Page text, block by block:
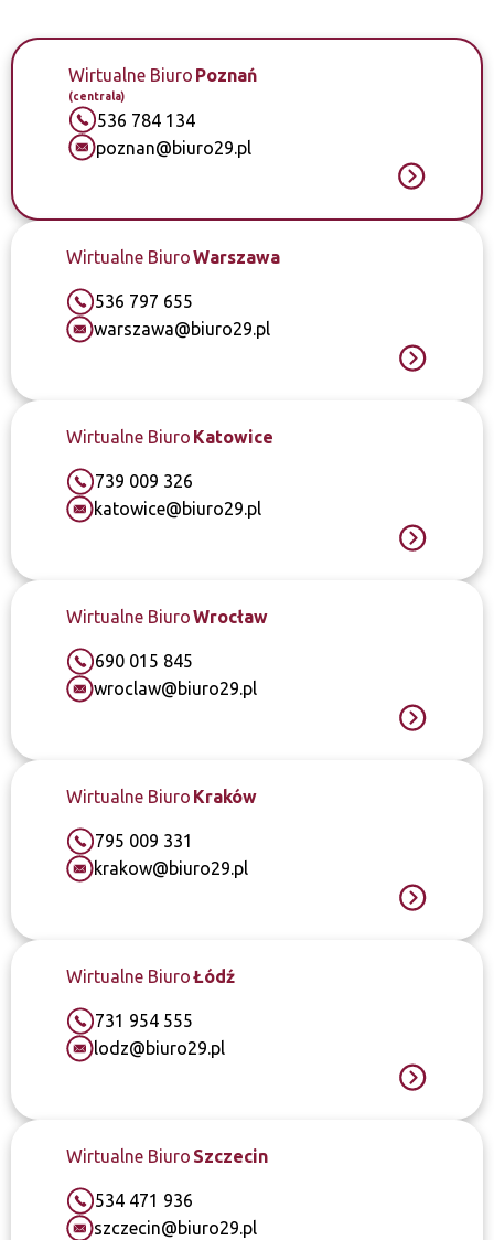
Wirtualne Biuro Poznań
(centrala)
536 784 134
poznan@biuro29.pl
Wirtualne BiuroWarszawa
536 797 655
warszawa@biuro29.pl
Wirtualne Biuro Katowice
739 009 326
katowice@biuro29.pl
Wirtualne BiuroWrocław
690 015 845
wroclaw@biuro29.pl
Wirtualne Biuro Kraków
795 009 331
krakow@biuro29.pl
Wirtualne BiuroŁódź
731 954 555
lodz@biuro29.pl
Wirtualne Biuro Szczecin
534 471 936
szczecin@biuro29.pl